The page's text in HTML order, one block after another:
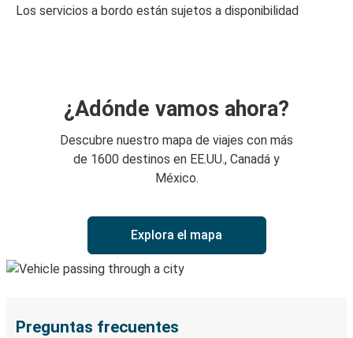
Los servicios a bordo están sujetos a disponibilidad
¿Adónde vamos ahora?
Descubre nuestro mapa de viajes con más
de 1600 destinos en EE.UU., Canadá y
México.
Explora el mapa
Preguntas frecuentes